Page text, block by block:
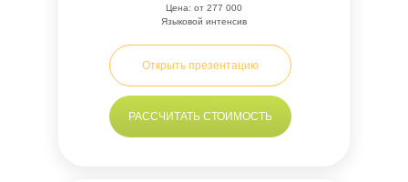
Цена: от 277 000
Языковой интенсив
Открыть презентацию
РАССЧИТАТЬ СТОИМОСТЬ